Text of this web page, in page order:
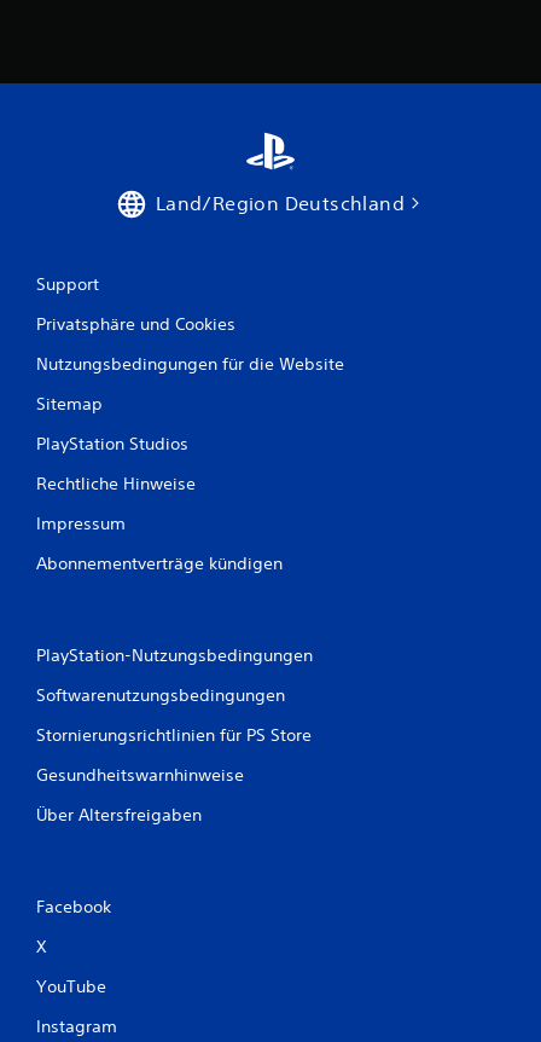
Land/Region Deutschland
Support
Privatsphäre und Cookies
Nutzungsbedingungen für die Website
Sitemap
PlayStation Studios
Rechtliche Hinweise
Impressum
Abonnementverträge kündigen
PlayStation-Nutzungsbedingungen
Softwarenutzungsbedingungen
Stornierungsrichtlinien für PS Store
Gesundheitswarnhinweise
Über Altersfreigaben
Facebook
X
YouTube
Instagram